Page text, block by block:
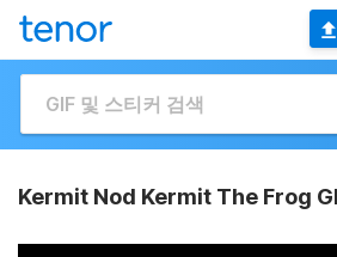
Kermit Nod Kermit The Frog